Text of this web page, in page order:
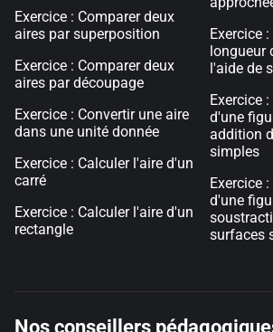
Exercice : Comparer deux
aires par superposition
Exercice : Comparer deux
aires par découpage
Exercice : Convertir une aire
dans une unité donnée
Exercice : Calculer l'aire d'un
carré
Exercice : Calculer l'aire d'un
rectangle
Exercice
longueur
l'aide de
Exercice
d'une
addition
simples
Exercice
d'une
surfaces
Nos conseillers